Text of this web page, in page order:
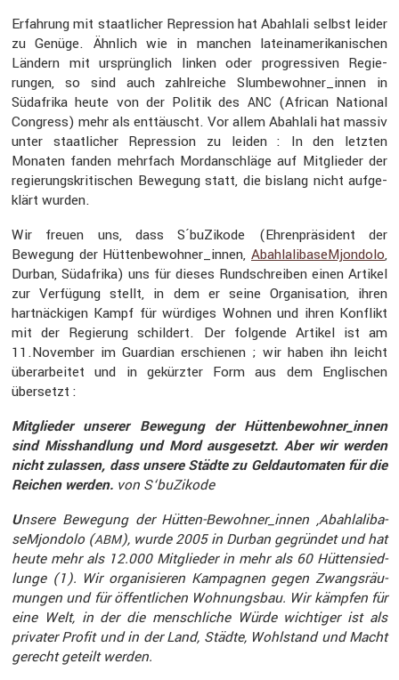
Erfah­rung mit staat­li­cher Repres­sion hat Abahlali selbst leider
zu Genüge. Ähnlich wie in manchen latein­ame­ri­ka­ni­schen
Ländern mit ursprüng­lich linken oder progres­siven Regie­
rungen, so sind auch zahlreiche Slumbewohner_innen in
Südafrika heute von der Politik des ANC (African National
Congress) mehr als enttäuscht. Vor allem Abahlali hat massiv
unter staat­li­cher Repres­sion zu leiden : In den letzten
Monaten fanden mehrfach Mordan­schläge auf Mitglieder der
regie­rungs­kri­ti­schen Bewegung statt, die bislang nicht aufge­
klärt wurden.
Wir freuen uns, dass S´buZikode (Ehren­prä­si­dent der
Bewegung der Hüttenbewohner_innen, Abahl­a­li­ba­seM­jon­dolo,
Durban, Südafrika) uns für dieses Rundschreiben einen Artikel
zur Verfü­gung stellt, in dem er seine Organi­sa­tion, ihren
hartnä­ckigen Kampf für würdiges Wohnen und ihren Konflikt
mit der Regie­rung schil­dert. Der folgende Artikel ist am
11.November im Guardian erschienen ; wir haben ihn leicht
überar­beitet und in gekürzter Form aus dem Engli­schen
übersetzt :
Mitglieder unserer Bewegung der Hüttenbewohner_innen
sind Misshand­lung und Mord ausge­setzt. Aber wir werden
nicht zulassen, dass unsere Städte zu Geldau­to­maten für die
Reichen werden. von S‘buZikode
Unsere Bewegung der Hütten-Bewoh­ner_innen ‚Abahl­a­li­ba­
seM­jon­dolo (ABM), wurde 2005 in Durban gegründet und hat
heute mehr als 12.000 Mitglieder in mehr als 60 Hütten­sied­
lunge (1). Wir organi­sieren Kampa­gnen gegen Zwangs­räu­
mungen und für öffent­li­chen Wohnungsbau. Wir kämpfen für
eine Welt, in der die mensch­liche Würde wichtiger ist als
privater Profit und in der Land, Städte, Wohlstand und Macht
gerecht geteilt werden.